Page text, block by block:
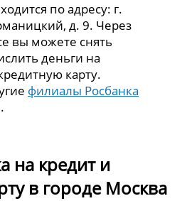
по адресу: г.
д. 9. Через
вы можете снять
деньги на
карту.
филиалы Росбанка
на кредит и
в городе Москва